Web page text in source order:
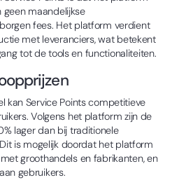
geen maandelijkse
fees. Het platform verdient
met leveranciers, wat betekent
tot de tools en functionaliteiten.
kan Service Points competitieve
Volgens het platform zijn de
lager dan bij traditionele
is mogelijk doordat het platform
groothandels en fabrikanten, en
gebruikers.